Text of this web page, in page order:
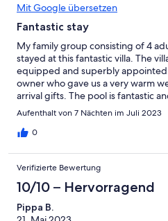
Mit Google übersetzen
Fantastic stay
My family group consisting of 4
stayed at this fantastic villa. The
equipped and superbly
owner who gave us a very warm
arrival gifts. The pool is fantastic
non stop throughout our stay. The
minutes walk away, also a mobile
with its restaurants and sights.
villa to anyone definitely worth 5+
Aufenthalt von 7 Nächten im Juli 2023
0
Verifizierte Bewertung
10/10 – Hervorragend
Pippa B.